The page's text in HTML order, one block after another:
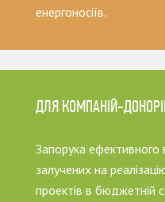
енергоносіїв.
ДЛЯ КОМПАНІЙ-
Запорука ефективного
залучених на
проектів в бюджетній